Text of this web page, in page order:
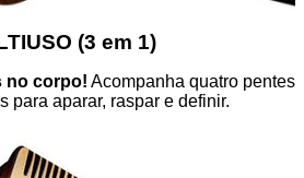
(3 em 1)
no corpo! Acompanha quatro pentes
para aparar, raspar e definir.